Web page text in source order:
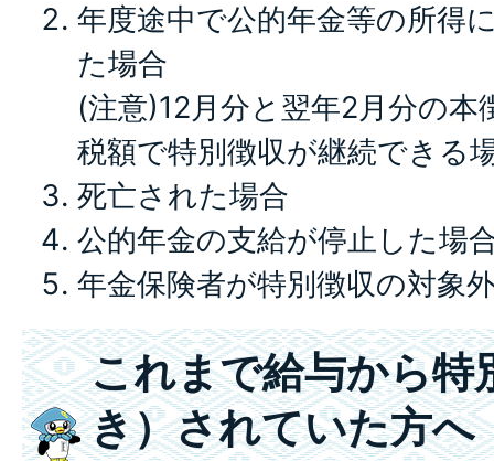
年度途中で公的年金等の所得
た場合
(注意)12月分と翌年2月分の本
税額で特別徴収が継続できる
死亡された場合
公的年金の支給が停止した場
年金保険者が特別徴収の対象
これまで給与から特
き）されていた方へ